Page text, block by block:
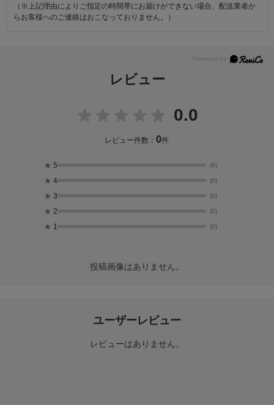
（※上記理由によりご指定の時間帯にお届けができない場合、配送業者か
らお客様へのご連絡はおこなっておりません。）
レビュー
0.0
レビュー件数：0件
★ 5 (0)
★ 4 (0)
★ 3 (0)
★ 2 (0)
★ 1 (0)
投稿画像はありません。
ユーザーレビュー
レビューはありません。